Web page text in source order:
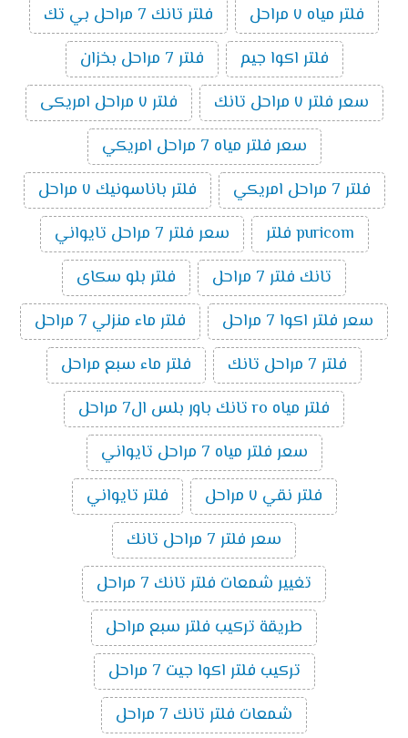
فلتر مياه ٧ مراحل
فلتر تانك 7 مراحل بي تك
فلتر اكوا جيم
فلتر 7 مراحل بخزان
سعر فلتر ٧ مراحل تانك
فلتر ٧ مراحل امريكى
سعر فلتر مياه 7 مراحل امريكي
فلتر 7 مراحل امريكي
فلتر باناسونيك ٧ مراحل
puricom فلتر
سعر فلتر 7 مراحل تايواني
تانك فلتر 7 مراحل
فلتر بلو سكاى
سعر فلتر اكوا 7 مراحل
فلتر ماء منزلي 7 مراحل
فلتر 7 مراحل تانك
فلتر ماء سبع مراحل
فلتر مياه ro تانك باور بلس ال7 مراحل
سعر فلتر مياه 7 مراحل تايواني
فلتر نقي ٧ مراحل
فلتر تايواني
سعر فلتر 7 مراحل تانك
تغيير شمعات فلتر تانك 7 مراحل
طريقة تركيب فلتر سبع مراحل
تركيب فلتر اكوا جيت 7 مراحل
شمعات فلتر تانك 7 مراحل